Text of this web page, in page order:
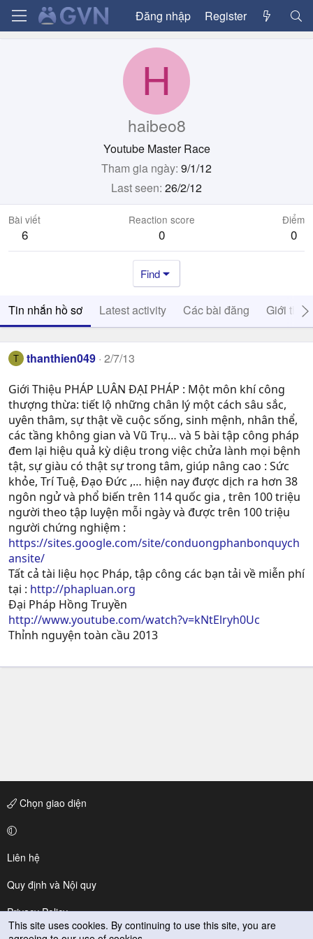
Đăng nhập Register
H
haibeo8
Youtube Master Race
Tham gia ngày 9/1/12
Last seen 26/2/12
Bài viết
6
Reaction score
0
Điểm
0
Find
Tin nhắn hồ sơ Latest activity Các bài đăng Giới thiệu
T thanthien049 2/7/13
Giới Thiệu PHÁP LUÂN ĐẠI PHÁP : Một môn khí công
thượng thừa: tiết lộ những chân lý một cách sâu sắc,
uyên thâm, sự thật về cuộc sống, sinh mệnh, nhân thể,
các tầng không gian và Vũ Trụ… và 5 bài tập công pháp
đem lại hiệu quả kỳ diệu trong việc chửa lành mọi bệnh
tật, sự giàu có thật sự trong tâm, giúp nâng cao : Sức
khỏe, Trí Tuệ, Ðạo Ðức ,… hiện nay được dịch ra hơn 38
ngôn ngử và phổ biến trên 114 quốc gia , trên 100 triệu
người theo tập luyện mỗi ngày và được trên 100 triệu
người chứng nghiệm :
https://sites.google.com/site/conduongphanbonquych
ansite/
Tất cả tài liệu học Pháp, tập công các bạn tải về miễn phí
tại : http://phapluan.org
Đại Pháp Hồng Truyền
http://www.youtube.com/watch?v=kNtElryh0Uc
Thỉnh nguyện toàn cầu 2013
Chọn giao diện
Liên hệ
Quy định và Nội quy
Privacy Policy
This site uses cookies. By continuing to use this site, you are